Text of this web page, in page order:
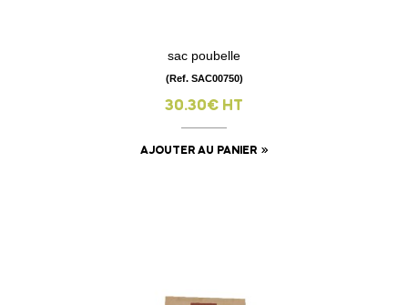
sac poubelle
(Ref. SAC00750)
30.30€ HT
AJOUTER AU PANIER